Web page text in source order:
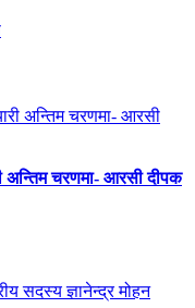
अन्तिम चरणमा- आरसी दीपक
सदस्य ज्ञानेन्द्र मोहन